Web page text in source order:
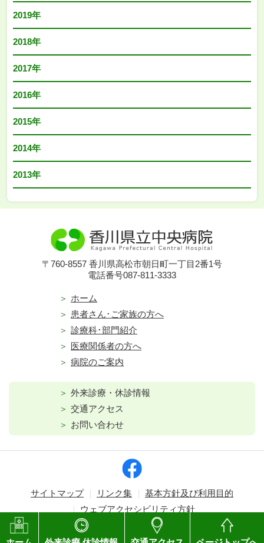
2019年
2018年
2017年
2016年
2015年
2014年
2013年
〒760-8557 香川県高松市朝日町一丁目2番1号
電話番号087-811-3333
ホーム
患者さん･ご家族の方へ
診療科･部門紹介
医療関係者の方へ
病院のご案内
外来診療・休診情報
交通アクセス
お問い合わせ
サイトマップ リンク集
基本方針及び利用目的
ウェブアクセシビリティ方針
Copyright © Kagawa Prefectural Central Hospital. All rights reserved.